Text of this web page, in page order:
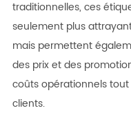
traditionnelles, ces
seulement plus
mais permettent
des prix et des
coûts opérationnels
clients.